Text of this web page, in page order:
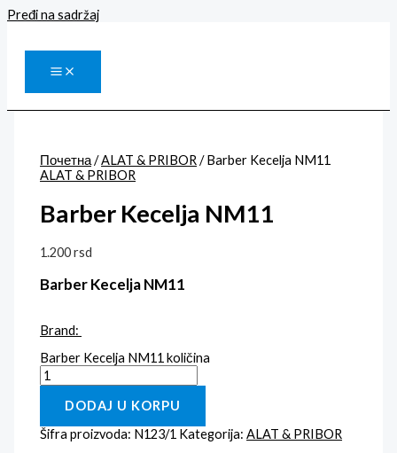
Pređi na sadržaj
Почетна/ALAT & PRIBOR/ Barber Kecelja NM11
ALAT & PRIBOR
Barber Kecelja NM11
1.200rsd
Barber Kecelja NM11
Brand:
Barber Kecelja NM11 količina
DODAJ U KORPU
Šifra proizvoda: N123/1 Kategorija:ALAT & PRIBOR